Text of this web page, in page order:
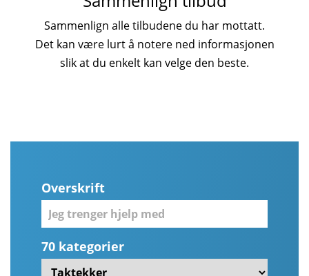
Sammenlign alle tilbudene du har mottatt.
Det kan være lurt å notere ned informasjonen
slik at du enkelt kan velge den beste.
Overskrift
70 kategorier